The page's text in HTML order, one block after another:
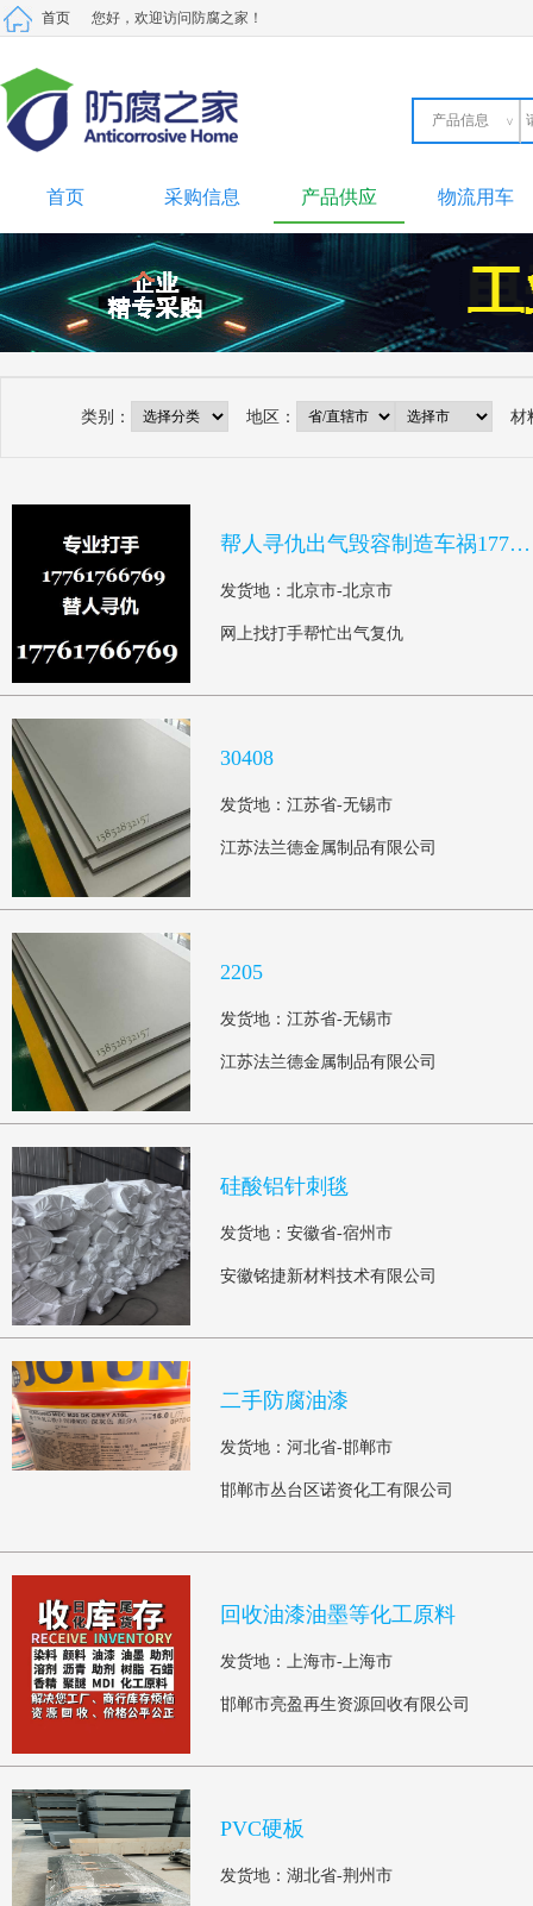
首页 您好，欢迎访问防腐之家！
产品信息
首页 采购信息 产品供应 物流用车
类别： 地区： 材
帮人寻仇出气毁容制造车祸17761766769
发货地：北京市-北京市
网上找打手帮忙出气复仇
30408
发货地：江苏省-无锡市
江苏法兰德金属制品有限公司
2205
发货地：江苏省-无锡市
江苏法兰德金属制品有限公司
硅酸铝针刺毯
发货地：安徽省-宿州市
安徽铭捷新材料技术有限公司
二手防腐油漆
发货地：河北省-邯郸市
邯郸市丛台区诺资化工有限公司
回收油漆油墨等化工原料
发货地：上海市-上海市
邯郸市亮盈再生资源回收有限公司
PVC硬板
发货地：湖北省-荆州市